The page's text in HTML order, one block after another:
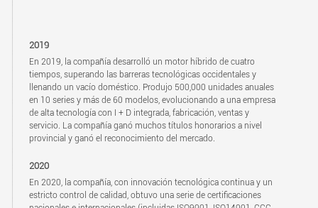
2019
En 2019, la compañía desarrolló un motor híbrido de cuatro
tiempos, superando las barreras tecnológicas occidentales y
llenando un vacío doméstico. Produjo 500,000 unidades anuales
en 10 series y más de 60 modelos, evolucionando a una empresa
de alta tecnología con I + D integrada, fabricación, ventas y
servicio. La compañía ganó muchos títulos honorarios a nivel
provincial y ganó el reconocimiento del mercado.
2020
En 2020, la compañía, con innovación tecnológica continua y un
estricto control de calidad, obtuvo una serie de certificaciones